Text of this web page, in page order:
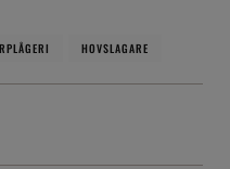
HOVSLAGARE